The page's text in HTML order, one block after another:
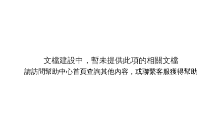
文檔建設中，暫未提供此項的相關文檔
請訪問幫助中心首頁查詢其他內容，或聯繫客服獲得幫助